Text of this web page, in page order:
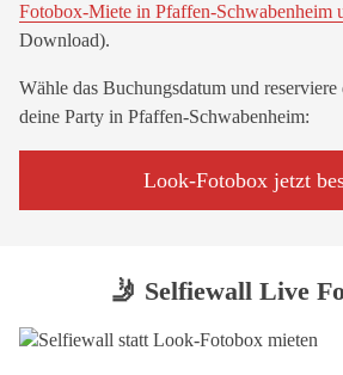
Fotobox-Miete in Pfaffen-Schwabenheim
Download).
Wähle das Buchungsdatum und
deine Party in Pfaffen-Schwabenheim:
Look-Fotobox jetzt
🤳 Selfiewall Live